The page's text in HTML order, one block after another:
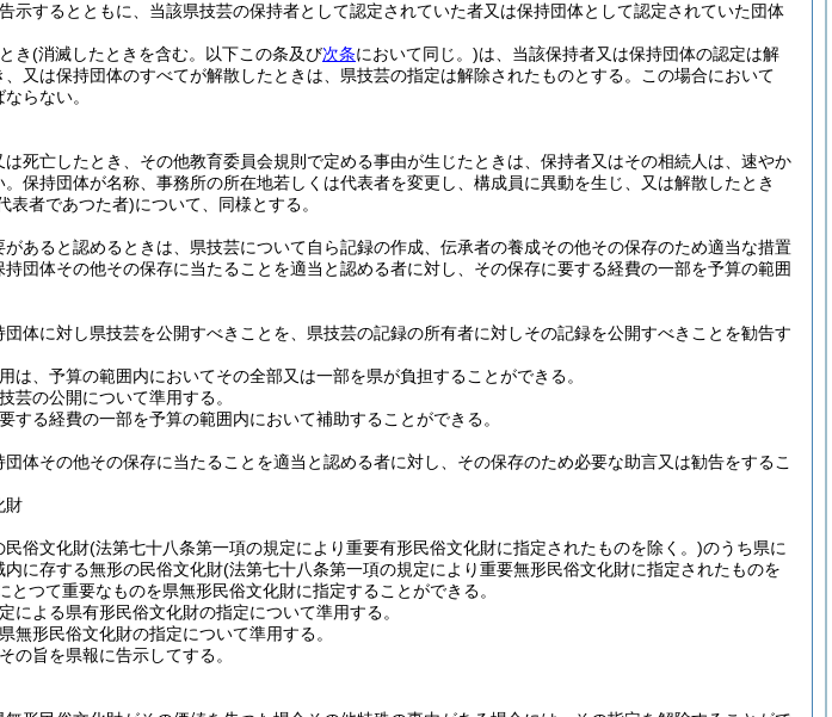
示するとともに、当該県技芸の保持者として認定されていた者又は保持団体として認定されていた団体
き(消滅したときを含む。以下この条及び次条において同じ。)は、当該保持者又は保持団体の認定は解
又は保持団体のすべてが解散したときは、県技芸の指定は解除されたものとする。
この場合において
らない。
死亡したとき、その他教育委員会規則で定める事由が生じたときは、保持者又はその相続人は、速やか
保持団体が名称、事務所の所在地若しくは代表者を変更し、構成員に異動を生じ、又は解散したとき
表者であつた者)について、同様とする。
あると認めるときは、県技芸について自ら記録の作成、伝承者の養成その他その保存のため適当な措置
団体その他その保存に当たることを適当と認める者に対し、その保存に要する経費の一部を予算の範囲
体に対し県技芸を公開すべきことを、県技芸の記録の所有者に対しその記録を公開すべきことを勧告す
は、予算の範囲内においてその全部又は一部を県が負担することができる。
芸の公開について準用する。
する経費の一部を予算の範囲内において補助することができる。
体その他その保存に当たることを適当と認める者に対し、その保存のため必要な助言又は勧告をするこ
財
民俗文化財(法第七十八条第一項の規定により重要有形民俗文化財に指定されたものを除く。)のうち県に
に存する無形の民俗文化財(法第七十八条第一項の規定により重要無形民俗文化財に指定されたものを
とつて重要なものを県無形民俗文化財に指定することができる。
による県有形民俗文化財の指定について準用する。
無形民俗文化財の指定について準用する。
の旨を県報に告示してする。